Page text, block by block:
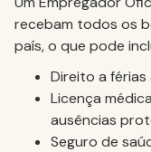
recebam todos os
país, o que pode
Direito a férias
Licença
ausências
Seguro de